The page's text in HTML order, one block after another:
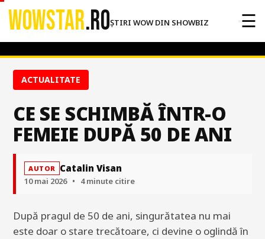
WOWSTAR.ROȘTIRI WOW DIN SHOWBIZ ☰
ACTUALITATE
CE SE SCHIMBĂ ÎNTR-O
FEMEIE DUPĂ 50 DE ANI
AUTOR Catalin Visan
10 mai 2026 • 4 minute citire
După pragul de 50 de ani, singurătatea nu mai
este doar o stare trecătoare, ci devine o oglindă în